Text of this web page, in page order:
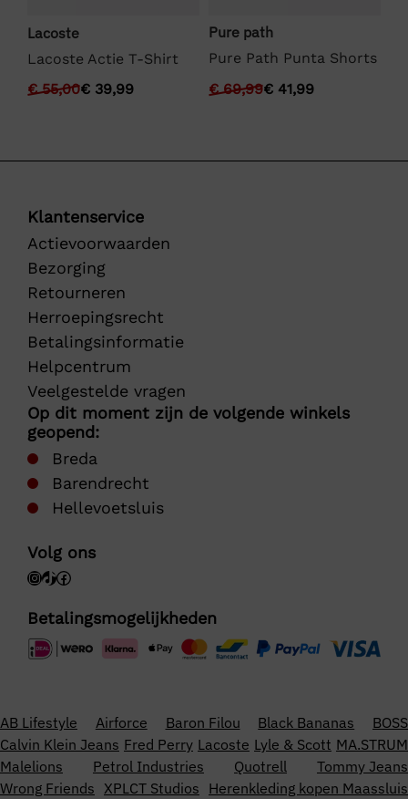
Lacoste
Lacoste Actie T-Shirt
€55,00€ 39,99
Pure path
Pure Path Punta Shorts
€69,99€ 41,99
Klantenservice
Actievoorwaarden
Bezorging
Retourneren
Herroepingsrecht
Betalingsinformatie
Helpcentrum
Veelgestelde vragen
Op dit moment zijn de volgende winkels
geopend:
Breda
Barendrecht
Hellevoetsluis
Volg ons
Betalingsmogelijkheden
AB Lifestyle Airforce Baron Filou Black Bananas
BOSS
Calvin Klein Jeans Fred Perry Lacoste Lyle & Scott MA.STRUM
Malelions
Petrol Industries Quotrell
Tommy Jeans
Wrong Friends XPLCT Studios Herenkleding kopen Maassluis